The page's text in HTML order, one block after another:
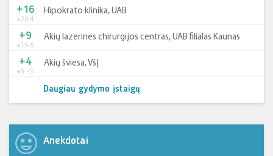
+20-4
+16 Hipokrato klinika, UAB
+15-6
+9 Akių lazerinės chirurgijos centras, UAB filialas Kaunas
+9 -5
+4 Akių šviesa, VšĮ
Daugiau gydymo įstaigų
Anekdotai